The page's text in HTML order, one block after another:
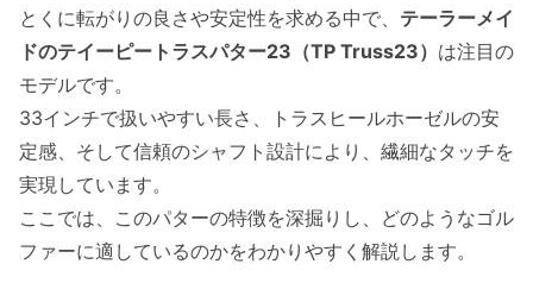
とくに転がりの良さや安定性を求める中で、 テーラーメイ
ドのテイーピートラスパター23（TP Truss23） は注目の
モデルです。
33インチで扱いやすい長さ、トラスヒールホーゼルの安
定感、そして信頼のシャフト設計により、繊細なタッチを
実現しています。
ここでは、このパターの特徴を深掘りし、どのようなゴル
ファーに適しているのかをわかりやすく解説します。